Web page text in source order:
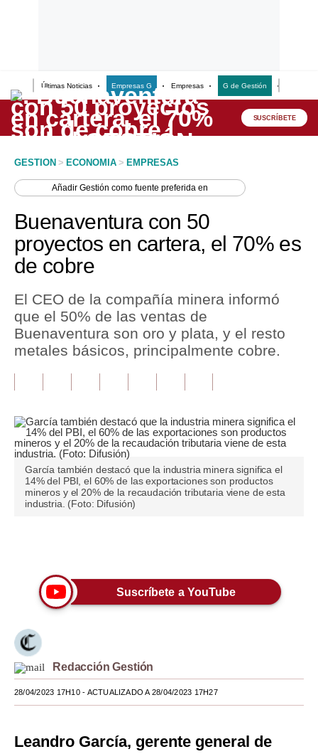
Últimas Noticias Empresas G Empresas G de Gestión
Lo último
Peru Quiosco
Economía
Mercados
Política
Tu Dinero
Finanzas Personales
Plus G
Opinión
Editorial
Tendencias
Lujo
Viajes
Moda
EEUU
SUSCRÍBETE
GESTION > ECONOMIA > EMPRESAS
AñadirGestión como fuente preferida en
Buenaventura con 50
proyectos en cartera, el 70% es
de cobre
El CEO de la compañía minera informó
que el 50% de las ventas de
Buenaventura son oro y plata, y el resto
metales básicos, principalmente cobre.
García también destacó que la industria minera significa el
14% del PBI, el 60% de las exportaciones son productos
mineros y el 20% de la recaudación tributaria viene de esta
industria. (Foto: Difusión)
Suscríbete a YouTube
Redacción Gestión
28/04/2023 17H10- ACTUALIZADO A 28/04/2023 17H27
Leandro García, gerente general de